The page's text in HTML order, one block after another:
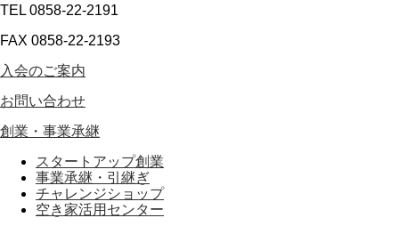
TEL 0858-22-2191
FAX 0858-22-2193
入会のご案内
お問い合わせ
創業・事業承継
スタートアップ創業
事業承継・引継ぎ
チャレンジショップ
空き家活用センター